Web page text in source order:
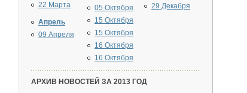
22 Марта
Апрель
09 Апреля
05 Октября
15 Октября
15 Октября
16 Октября
16 Октября
29 Декабря
АРХИВ НОВОСТЕЙ ЗА 2013 ГОД